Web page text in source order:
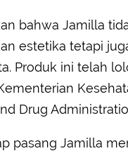
bahwa Jamilla
estetika tetapi
Produk ini telah
Drug
pasang Jamilla